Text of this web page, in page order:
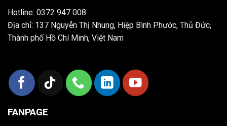
Hotline: 0372 947 008
Địa chỉ: 137 Nguyễn Thị Nhung, Hiệp Bình Phước, Thủ Đức,
Thành phố Hồ Chí Minh, Việt Nam
FANPAGE